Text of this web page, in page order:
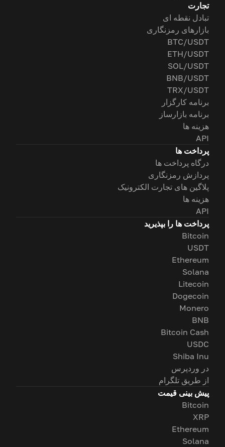
تجارت
تبادل نقطه ای
بازارهای رمزنگاری
BTC/USDT
ETH/USDT
SOL/USDT
BNB/USDT
TRX/USDT
برنامه کارگزار
برنامه بازارساز
هزینه ها
API
پرداخت ها
درگاه پرداخت ها
پردازش رمزنگاری
پلاگین های تجارت الکترونیک
هزینه ها
API
پرداخت ها را بپذیرید
Bitcoin
USDT
Ethereum
Solana
Litecoin
Dogecoin
Monero
BNB
Bitcoin Cash
USDC
Shiba Inu
در وردپرس
از طریق تلگرام
پیش بینی قیمت
Bitcoin
XRP
Ethereum
Solana